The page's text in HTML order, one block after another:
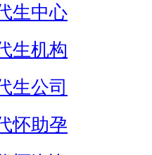
生中心
生机构
生公司
怀助孕